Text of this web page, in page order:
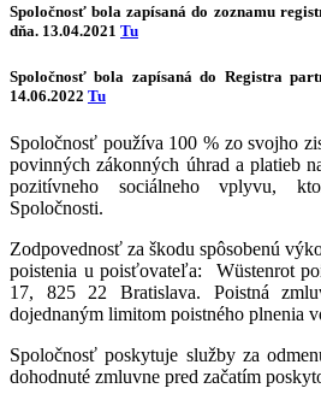
Spoločnosť bola zapísaná do zoznamu
dňa. 13.04.2021 Tu
Spoločnosť bola zapísaná do Registra
14.06.2022 Tu
Spoločnosť používa 100 % zo svojho
povinných zákonných úhrad a platieb
pozitívneho sociálneho vplyvu,
Spoločnosti.
Zodpovednosť za škodu spôsobenú
poistenia u poisťovateľa: Wüstenrot
17, 825 22 Bratislava. Poistná
dojednaným limitom poistného plnenia
Spoločnosť poskytuje služby za
dohodnuté zmluvne pred začatím